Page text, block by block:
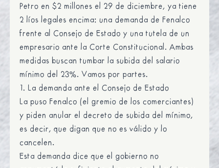
Petro en $2 millones el 29 de diciembre, ya tiene
2 líos legales encima: una demanda de Fenalco
frente al Consejo de Estado y una tutela de un
empresario ante la Corte Constitucional. Ambas
medidas buscan tumbar la subida del salario
mínimo del 23%. Vamos por partes.
1. La demanda ante el Consejo de Estado
La puso Fenalco (el gremio de los comerciantes)
y piden anular el decreto de subida del mínimo,
es decir, que digan que no es válido y lo
cancelen.
Esta demanda dice que el gobierno no